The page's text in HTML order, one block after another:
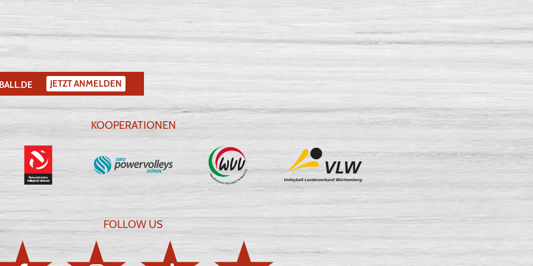
JETZT ANMELDEN
KOOPERATIONEN
FOLLOW US